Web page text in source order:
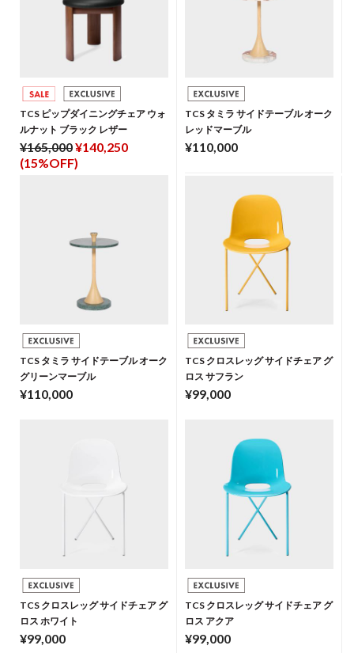
TCS ピップダイニングチェア ウォ
ルナット ブラック レザー
¥165,000¥140,250
(15%OFF)
TCS タミラ サイドテーブル オーク
レッドマーブル
¥110,000
TCS タミラ サイドテーブル オーク
グリーンマーブル
¥110,000
TCS クロスレッグ サイドチェア グ
ロス サフラン
¥99,000
TCS クロスレッグ サイドチェア グ
ロス ホワイト
¥99,000
TCS クロスレッグ サイドチェア グ
ロス アクア
¥99,000